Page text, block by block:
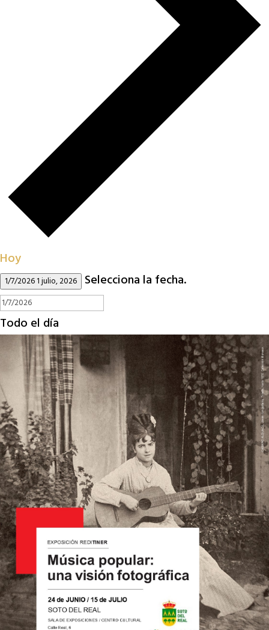
Hoy
1/7/20261 julio, 2026 Selecciona la fecha.
Todo el día